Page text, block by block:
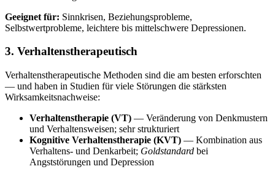
Geeignet für: Sinnkrisen, Beziehungsprobleme,
Selbstwertprobleme, leichtere bis mittelschwere Depressionen.
3. Verhaltenstherapeutisch
Verhaltenstherapeutische Methoden sind die am besten erforschten
— und haben in Studien für viele Störungen die stärksten
Wirksamkeitsnachweise:
Verhaltenstherapie (VT) — Veränderung von Denkmustern
und Verhaltensweisen; sehr strukturiert
Kognitive Verhaltenstherapie (KVT) — Kombination aus
Verhaltens- und Denkarbeit; Goldstandard bei
Angststörungen und Depression